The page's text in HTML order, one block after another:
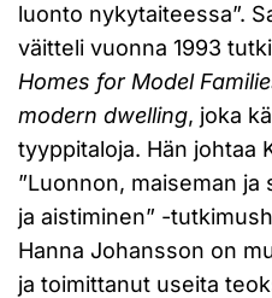
luonto nykytaiteessa”.
väitteli vuonna 1993
Homes for Model
modern dwelling, joka
tyyppitaloja. Hän johtaa
”Luonnon, maiseman
ja aistiminen” -
Hanna Johansson on
ja toimittanut useita